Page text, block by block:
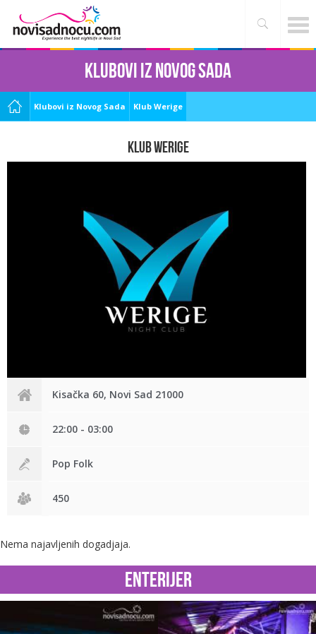
Klubovi iz Novog Sada
Klubovi iz Novog Sada Klub Werige
Klub Werige
Kisačka 60, Novi Sad 21000
22:00 - 03:00
Pop Folk
450
Nema najavljenih dogadjaja.
Enterijer